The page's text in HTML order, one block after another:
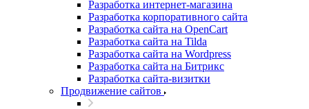
Разработка интернет-магазина
Разработка корпоративного сайта
Разработка сайта на OpenCart
Разработка сайта на Tilda
Разработка сайта на Wordpress
Разработка сайта на Битрикс
Разработка сайта-визитки
Продвижение сайтов